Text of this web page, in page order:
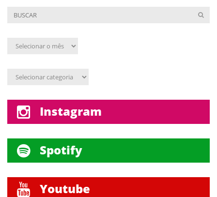
Arquivo
Assunto
Instagram
Spotify
Youtube